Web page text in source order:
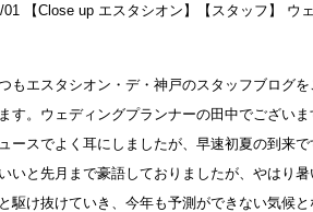
01 【Close up エスタシオン 】【 スタッフ 】 ウ
もエスタシオン・デ・神戸のスタッフブログ
す。ウェディングプランナーの田中でございま
ースでよく耳にしましたが、早速初夏の到来で
いと先月まで豪語しておりましたが、やはり暑
駆け抜けていき、今年も予測ができない気候と